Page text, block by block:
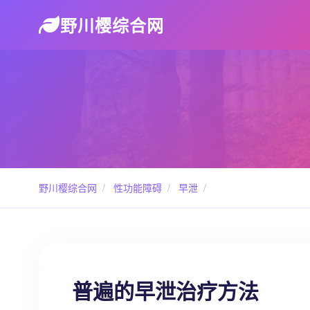
野川樱综合网
野川樱综合网 / 性功能障碍 / 早泄 /
普遍的早泄治疗方法